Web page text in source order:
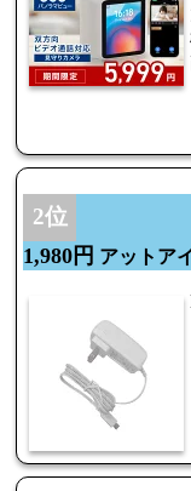
2位
1,980円 アットア